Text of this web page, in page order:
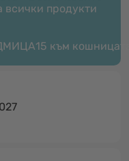
всички продукти
към